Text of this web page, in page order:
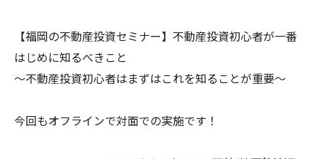
【福岡の不動産投資セミナー】不動産投資初心者が一番
はじめに知るべきこと
～不動産投資初心者はまずはこれを知ることが重要～
今回もオフラインで対面での実施です！